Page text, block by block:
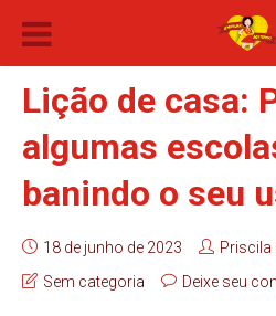
Lição de casa:
algumas
banindo o seu
18 de junho de 2023
Priscila
Sem categoria
Deixe seu